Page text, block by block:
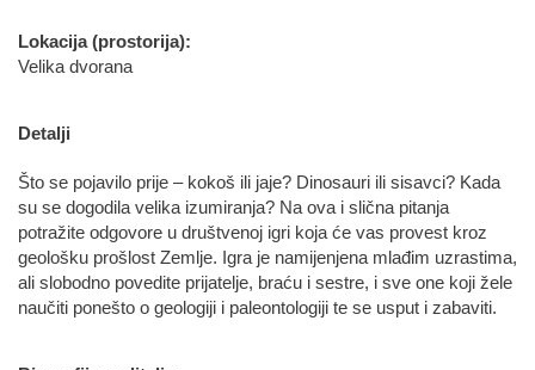
Lokacija (prostorija):
Velika dvorana
Detalji
Što se pojavilo prije – kokoš ili jaje? Dinosauri ili sisavci? Kada
su se dogodila velika izumiranja? Na ova i slična pitanja
potražite odgovore u društvenoj igri koja će vas provest kroz
geološku prošlost Zemlje. Igra je namijenjena mlađim uzrastima,
ali slobodno povedite prijatelje, braću i sestre, i sve one koji žele
naučiti ponešto o geologiji i paleontologiji te se usput i zabaviti.